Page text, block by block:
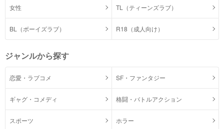
女性 TL（ティーンズラブ）
BL（ボーイズラブ） R18（成人向け）
ジャンルから探す
恋愛・ラブコメ SF・ファンタジー
ギャグ・コメディ 格闘・バトルアクション
スポーツ ホラー